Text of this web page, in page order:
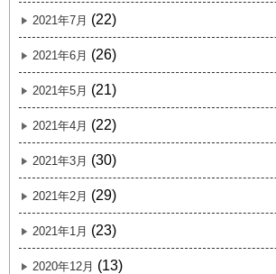
2021年7月 (22)
2021年6月 (26)
2021年5月 (21)
2021年4月 (22)
2021年3月 (30)
2021年2月 (29)
2021年1月 (23)
2020年12月 (13)